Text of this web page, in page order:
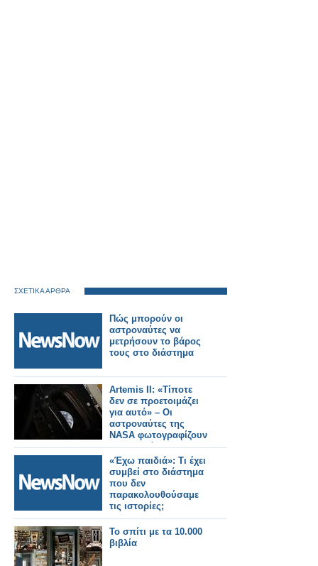
ΣΧΕΤΙΚΑ ΑΡΘΡΑ
Πώς μπορούν οι
αστροναύτες να
μετρήσουν το βάρος
τους στο διάστημα
Artemis II: «Τίποτε
δεν σε προετοιμάζει
για αυτό» – Οι
αστροναύτες της
NASA φωτογραφίζουν
τη Γη από το
Διάστημα
«Έχω παιδιά»: Tι έχει
συμβεί στο διάστημα
που δεν
παρακολουθούσαμε
τις ιστορίες;
Το σπίτι με τα 10.000
βιβλία